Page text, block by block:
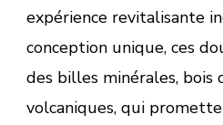
expérience revitalisante
conception unique, ces
des billes minérales, bois
volcaniques, qui